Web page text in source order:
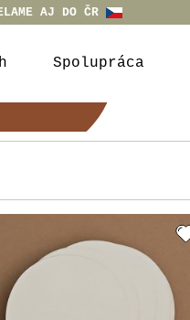
AJ DO ČR
Spolupráca